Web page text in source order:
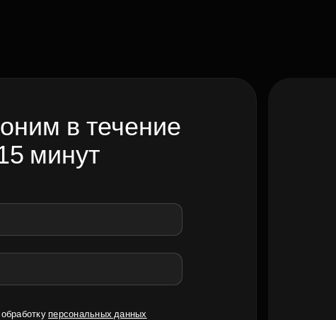
в течение
минут
персональных данных